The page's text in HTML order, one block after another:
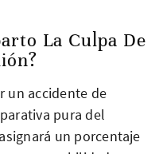
La Culpa De
un accidente de
pura del
un porcentaje